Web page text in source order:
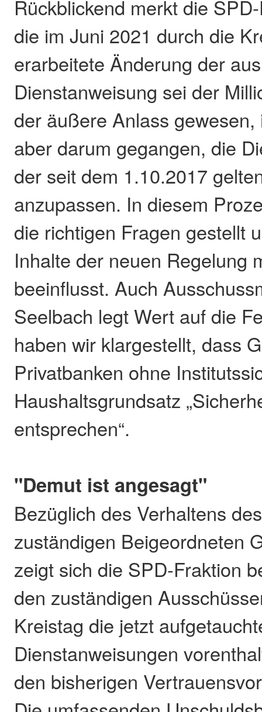
Rückblickend merkt die
die im Juni 2021 durch die
erarbeitete Änderung der
Dienstanweisung sei der
der äußere Anlass
aber darum gegangen, die
der seit dem 1.10.2017
anzupassen. In diesem
die richtigen Fragen gestellt
Inhalte der neuen Regelung
beeinflusst. Auch
Seelbach legt Wert auf die
haben wir klargestellt, dass
Privatbanken ohne
Haushaltsgrundsatz
entsprechen“.
"Demut ist angesagt"
Bezüglich des Verhaltens
zuständigen Beigeordneten
zeigt sich die SPD-Fraktion
den zuständigen
Kreistag die jetzt
Dienstanweisungen
den bisherigen